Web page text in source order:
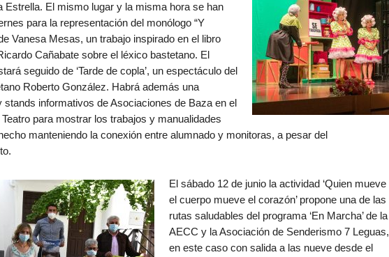
Estrella. El mismo lugar y la misma hora se han
para la representación del monólogo “Y
Vanesa Mesas, un trabajo inspirado en el libro
Cañabate sobre el léxico bastetano. El
seguido de ‘Tarde de copla’, un espectáculo del
Roberto González. Habrá además una
stands informativos de Asociaciones de Baza en el
para mostrar los trabajos y manualidades
manteniendo la conexión entre alumnado y monitoras, a pesar del
El sábado 12 de junio la actividad ‘Quien mueve
el cuerpo mueve el corazón’ propone una de las
rutas saludables del programa ‘En Marcha’ de la
AECC y la Asociación de Senderismo 7 Leguas,
en este caso con salida a las nueve desde el